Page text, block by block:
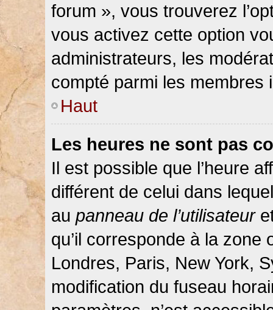
forum », vous trouverez
vous activez cette option
administrateurs, les
compté parmi les membres
Haut
Les heures ne sont pas
Il est possible que l’heure
différent de celui dans
au panneau de l’utilisateur
qu’il corresponde à la
Londres, Paris, New York,
modification du fuseau